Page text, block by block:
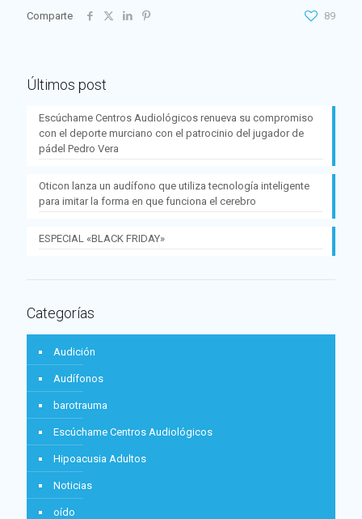
Comparte 89
Últimos post
Escúchame Centros Audiológicos renueva su compromiso
con el deporte murciano con el patrocinio del jugador de
pádel Pedro Vera
Oticon lanza un audífono que utiliza tecnología inteligente
para imitar la forma en que funciona el cerebro
ESPECIAL «BLACK FRIDAY»
Categorías
Audición
Audífonos
barotrauma
Escúchame Centros Audiológicos
Hipoacusia Adultos
Noticias
oído